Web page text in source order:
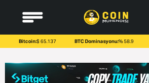
content
Bitcoin:$ 65.137 BTC Dominasyonu:% 58.9